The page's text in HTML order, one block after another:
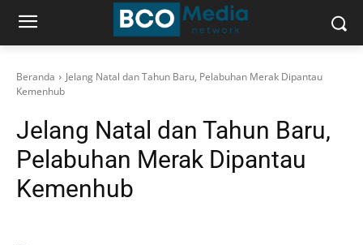
Beranda
Jelang Natal dan Tahun Baru, Pelabuhan Merak Dipantau
Kemenhub
Jelang Natal dan Tahun Baru,
Pelabuhan Merak Dipantau
Kemenhub